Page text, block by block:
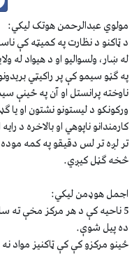
مولوي عبدالرحمن هوتک ليکي:
د ټاکنو د نظارت په کمیټه کې
له ښار، ولسوالیو او د هیواد له
په ګڼو سیمو کې پر راکیټي
ناوخته پرانستل او آن په ځینې
ورکونکو د لیستونو نشتون او یا
کارمندانو ناپوهي او بالاخره د
تر لږه تر لس دقیقو په کمه
څخه ګڼل کیږي.
اجمل هوډمن ليکي:
5 ناحيه کې د هر مرکز مخې ته
ده پيل شوې.
ځينو مرکزو کې کې ټاکنيز مواد